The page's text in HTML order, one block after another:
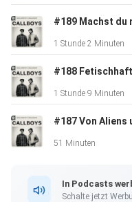
#189 Machst du
1 Stunde 2 Minuten
#188
1 Stunde 9 Minuten
51 Minuten
In Podcasts
Schalte jetzt